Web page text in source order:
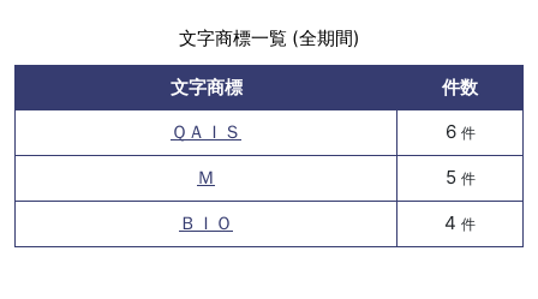
文字商標一覧 (全期間)
文字商標
件数
ＱＡＩＳ
6 件
Ｍ 5 件
ＢＩＯ 4 件